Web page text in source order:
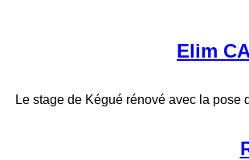
Elim
Le stage de Kégué rénové avec la